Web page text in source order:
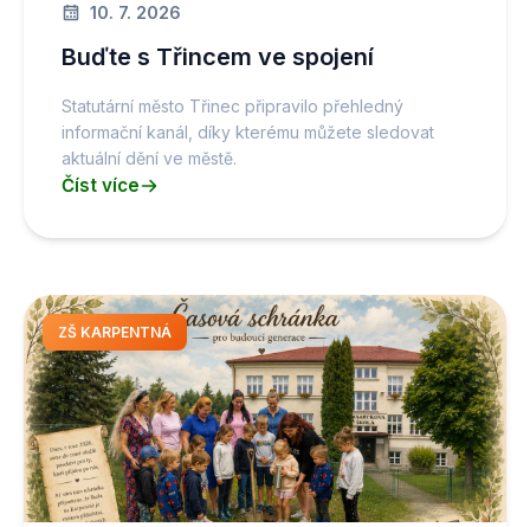
10. 7. 2026
Buďte s Třincem ve spojení
Statutární město Třinec připravilo přehledný
informační kanál, díky kterému můžete sledovat
aktuální dění ve městě.
Číst více
ZŠ KARPENTNÁ